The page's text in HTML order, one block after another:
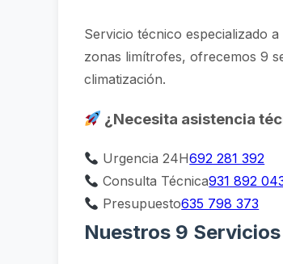
Servicio técnico especializado a
zonas limítrofes, ofrecemos 9
climatización.
¿Necesita asistencia
Urgencia 24H692 281 392
Consulta Técnica931 892
Presupuesto635 798 373
Nuestros 9